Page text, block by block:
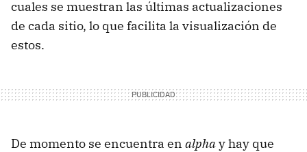
cuales se muestran las últimas actualizaciones
de cada sitio, lo que facilita la visualización de
estos.
De momento se encuentra en alphay hay que